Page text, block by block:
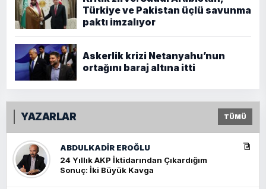
Türkiye ve Pakistan üçlü savunma
paktı imzalıyor
Askerlik krizi Netanyahu’nun
ortağını baraj altına itti
YAZARLAR TÜMÜ
ABDULKADIR EROĞLU
24 Yıllık AKP İktidarından Çıkardığım
Sonuç: İki Büyük Kavga